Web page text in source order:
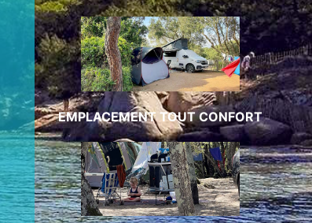
EMPLACEMENT TOUT CONFORT